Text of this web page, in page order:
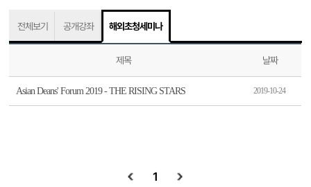
전체보기 공개강좌 해외초청세미나
제목 날짜
Asian Deans' Forum 2019 - THE RISING STARS 2019-10-24
1